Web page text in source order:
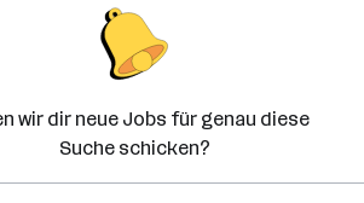
wir dir neue Jobs für genau diese
Suche schicken?